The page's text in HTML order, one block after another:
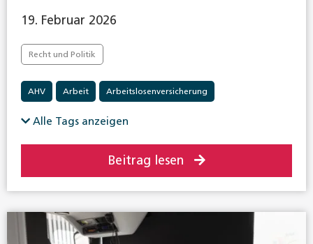
19. Februar 2026
Recht und Politik
AHV Arbeit Arbeitslosenversicherung
Alle Tags anzeigen
Beitrag lesen